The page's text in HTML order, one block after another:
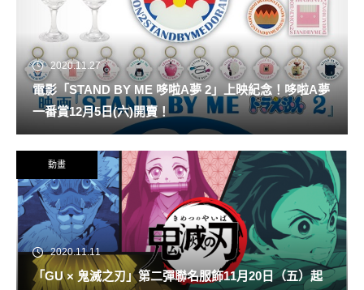
2020.11.27
電影「STAND BY ME 哆啦A夢 2」上映紀念！哆啦A夢
一番賞12月5日(六)開賣！
動畫
2020.11.11
「GU × 鬼滅之刃」第二彈聯名服飾11月20日（五）起